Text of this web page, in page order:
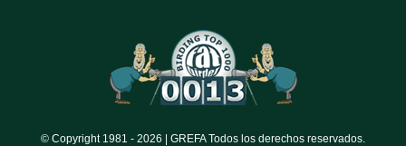
© Copyright 1981 - 2026 | GREFA Todos los derechos reservados.